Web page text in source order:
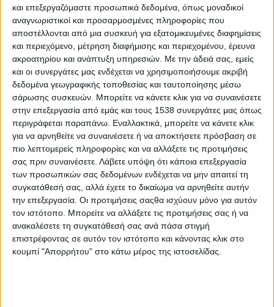
και επεξεργαζόμαστε προσωπικά δεδομένα, όπως μοναδικοί
αναγνωριστικοί και προσαρμοσμένες πληροφορίες που
αποστέλλονται από μια συσκευή για εξατομικευμένες διαφημίσεις
και περιεχόμενο, μέτρηση διαφήμισης και περιεχομένου, έρευνα
ακροατηρίου και ανάπτυξη υπηρεσιών. Με την άδειά σας, εμείς
και οι συνεργάτες μας ενδέχεται να χρησιμοποιήσουμε ακριβή
δεδομένα γεωγραφικής τοποθεσίας και ταυτοποίησης μέσω
σάρωσης συσκευών. Μπορείτε να κάνετε κλικ για να συναινέσετε
στην επεξεργασία από εμάς και τους 1538 συνεργάτες μας όπως
περιγράφεται παραπάνω. Εναλλακτικά, μπορείτε να κάνετε κλικ
για να αρνηθείτε να συναινέσετε ή να αποκτήσετε πρόσβαση σε
πιο λεπτομερείς πληροφορίες και να αλλάξετε τις προτιμήσεις
σας πριν συναινέσετε. Λάβετε υπόψη ότι κάποια επεξεργασία
των προσωπικών σας δεδομένων ενδέχεται να μην απαιτεί τη
συγκατάθεσή σας, αλλά έχετε το δικαίωμα να αρνηθείτε αυτήν
την επεξεργασία. Οι προτιμήσεις σαςθα ισχύουν μόνο για αυτόν
τον ιστότοπο. Μπορείτε να αλλάξετε τις προτιμήσεις σας ή να
ανακαλέσετε τη συγκατάθεσή σας ανά πάσα στιγμή
επιστρέφοντας σε αυτόν τον ιστότοπο και κάνοντας κλικ στο
κουμπί "Απορρήτου" στο κάτω μέρος της ιστοσελίδας.
Πρέζας Νίκος
Τζερτζεμέλη Άρτεμις
AgrinioStories
ΚΟΙΝΟΠΟΊΗΣΗ
Tags Εργατικό Κέντρο Αγρινίου
Μπορεί επίσης να σας αρέσουν